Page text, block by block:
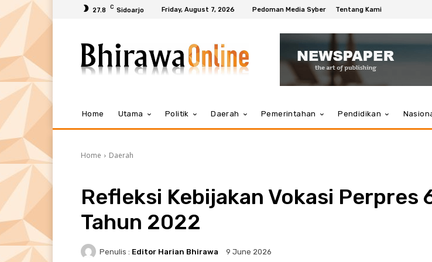
27.8 C Sidoarjo Friday, August 7, 2026 Pedoman Media Syber Tentang Kami
Home Utama Politik Daerah Pemerintahan Pendidikan
Home Daerah
Refleksi Kebijakan Vokasi Perpres
Tahun 2022
Penulis : Editor Harian Bhirawa 9 June 2026